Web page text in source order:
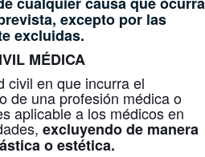
excepto por las
excluidas.
MÉDICA
civil en que incurra el
de una profesión médica o
aplicable a los médicos en
excluyendo de manera
o estética.